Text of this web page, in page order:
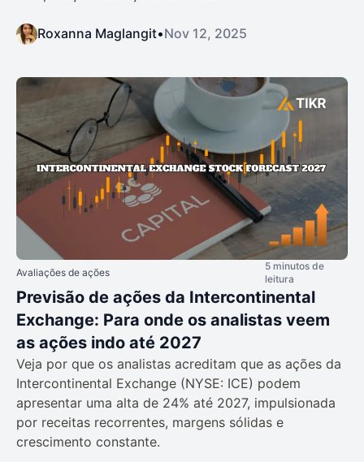
Roxanna Maglangit•Nov 12, 2025
Avaliações de ações
5 minutos de
leitura
Previsão de ações da Intercontinental
Exchange: Para onde os analistas veem
as ações indo até 2027
Veja por que os analistas acreditam que as ações da
Intercontinental Exchange (NYSE: ICE) podem
apresentar uma alta de 24% até 2027, impulsionada
por receitas recorrentes, margens sólidas e
crescimento constante.